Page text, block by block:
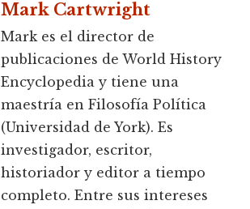
Mark Cartwright
Mark es el director de
publicaciones de World History
Encyclopedia y tiene una
maestría en Filosofía Política
(Universidad de York). Es
investigador, escritor,
historiador y editor a tiempo
completo. Entre sus intereses